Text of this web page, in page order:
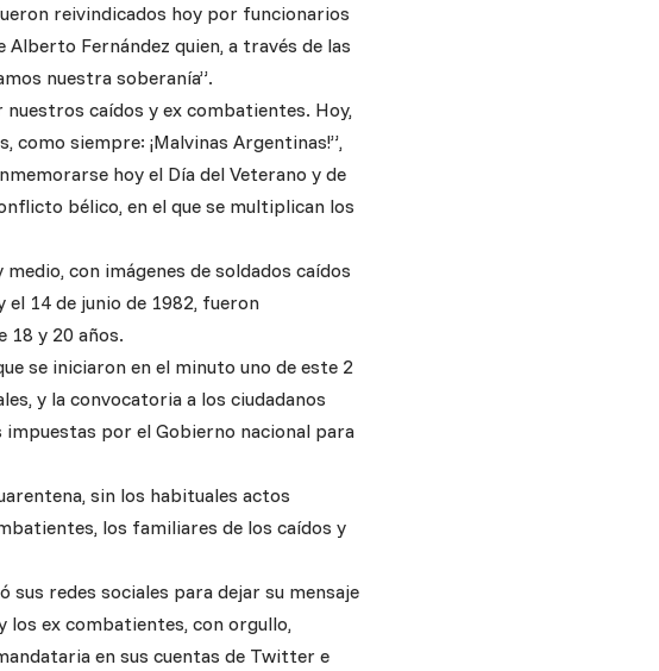
reivindicados hoy por funcionarios
Fernández quien, a través de las
nuestra soberanía”.
caídos y ex combatientes. Hoy,
como siempre: ¡Malvinas Argentinas!”,
hoy el Día del Veterano y de
bélico, en el que se multiplican los
con imágenes de soldados caídos
el 14 de junio de 1982, fueron
18 y 20 años.
se iniciaron en el minuto uno de este 2
y la convocatoria a los ciudadanos
por el Gobierno nacional para
sin los habituales actos
los familiares de los caídos y
redes sociales para dejar su mensaje
los ex combatientes, con orgullo,
en sus cuentas de Twitter e